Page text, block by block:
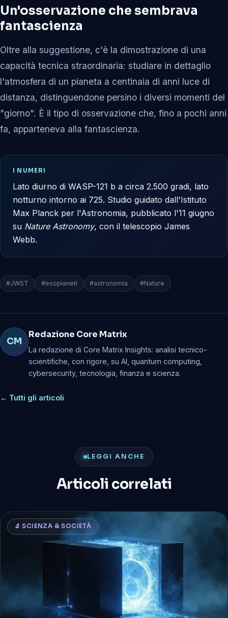
Un'osservazione che sembrava
fantascienza
Oltre alla suggestione, c'è la dimostrazione di una
capacità tecnica straordinaria: studiare in dettaglio
l'atmosfera di un pianeta a centinaia di anni luce di
distanza, distinguendone persino i diversi momenti del
"giorno". È il tipo di osservazione che, fino a pochi anni
fa, apparteneva alla fantascienza.
I NUMERI
Lato diurno di WASP-121 b a circa 2.500 gradi, lato
notturno intorno ai 725. Studio guidato dall'Istituto
Max Planck per l'Astronomia, pubblicato l'11 giugno
su Nature Astronomy, con il telescopio James
Webb.
#JWST #esopianeti #astronomia #Nature
CM
Redazione Core Matrix
La redazione di Core Matrix Insights: analisi tecnico-
scientifiche, con rigore, su AI, quantum computing,
cybersecurity, tecnologia, finanza e scienza.
← Tutti gli articoli
LEGGI ANCHE
Articoli correlati
🔬 SCIENZA & SOCIETÀ